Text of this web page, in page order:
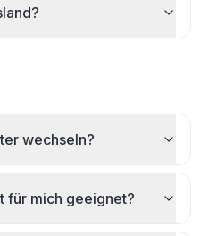
wechseln?
für mich geeignet?